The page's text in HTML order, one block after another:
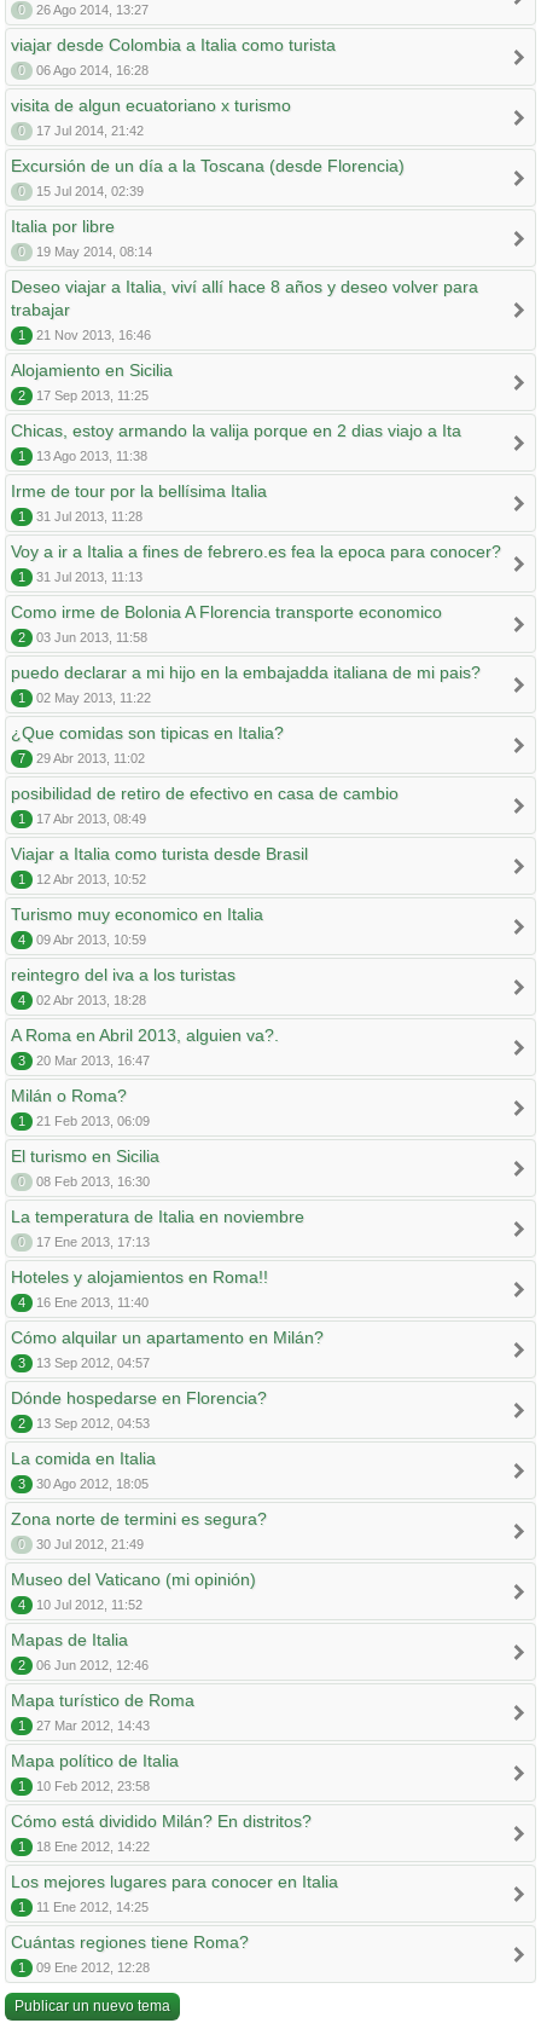
0 26 Ago 2014, 13:27
viajar desde Colombia a Italia como turista
0 06 Ago 2014, 16:28
visita de algun ecuatoriano x turismo
0 17 Jul 2014, 21:42
Excursión de un día a la Toscana (desde Florencia)
0 15 Jul 2014, 02:39
Italia por libre
0 19 May 2014, 08:14
Deseo viajar a Italia, viví allí hace 8 años y deseo volver para
trabajar
1 21 Nov 2013, 16:46
Alojamiento en Sicilia
2 17 Sep 2013, 11:25
Chicas, estoy armando la valija porque en 2 dias viajo a Ita
1 13 Ago 2013, 11:38
Irme de tour por la bellísima Italia
1 31 Jul 2013, 11:28
Voy a ir a Italia a fines de febrero.es fea la epoca para conocer?
1 31 Jul 2013, 11:13
Como irme de Bolonia A Florencia transporte economico
2 03 Jun 2013, 11:58
puedo declarar a mi hijo en la embajadda italiana de mi pais?
1 02 May 2013, 11:22
¿Que comidas son tipicas en Italia?
7 29 Abr 2013, 11:02
posibilidad de retiro de efectivo en casa de cambio
1 17 Abr 2013, 08:49
Viajar a Italia como turista desde Brasil
1 12 Abr 2013, 10:52
Turismo muy economico en Italia
4 09 Abr 2013, 10:59
reintegro del iva a los turistas
4 02 Abr 2013, 18:28
A Roma en Abril 2013, alguien va?.
3 20 Mar 2013, 16:47
Milán o Roma?
1 21 Feb 2013, 06:09
El turismo en Sicilia
0 08 Feb 2013, 16:30
La temperatura de Italia en noviembre
0 17 Ene 2013, 17:13
Hoteles y alojamientos en Roma!!
4 16 Ene 2013, 11:40
Cómo alquilar un apartamento en Milán?
3 13 Sep 2012, 04:57
Dónde hospedarse en Florencia?
2 13 Sep 2012, 04:53
La comida en Italia
3 30 Ago 2012, 18:05
Zona norte de termini es segura?
0 30 Jul 2012, 21:49
Museo del Vaticano (mi opinión)
4 10 Jul 2012, 11:52
Mapas de Italia
2 06 Jun 2012, 12:46
Mapa turístico de Roma
1 27 Mar 2012, 14:43
Mapa político de Italia
1 10 Feb 2012, 23:58
Cómo está dividido Milán? En distritos?
1 18 Ene 2012, 14:22
Los mejores lugares para conocer en Italia
1 11 Ene 2012, 14:25
Cuántas regiones tiene Roma?
1 09 Ene 2012, 12:28
Publicar un nuevo tema